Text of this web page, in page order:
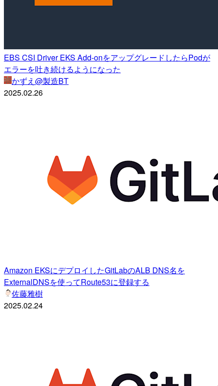
EBS CSI Driver EKS Add-onをアップグレードしたらPodが
エラーを吐き続けるようになった
かずえ@製造BT
2025.02.26
Amazon EKSにデプロイしたGitLabのALB DNS名を
ExternalDNSを使ってRoute53に登録する
佐藤雅樹
2025.02.24